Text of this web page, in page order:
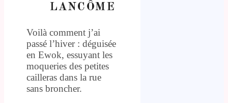
LANCÔME
Voilà comment j’ai
passé l’hiver : déguisée
en Ewok, essuyant les
moqueries des petites
cailleras dans la rue
sans broncher.